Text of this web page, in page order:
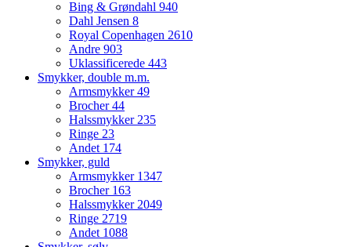
Bing & Grøndahl 940
Dahl Jensen 8
Royal Copenhagen 2610
Andre 903
Uklassificerede 443
Smykker, double m.m.
Armsmykker49
Brocher44
Halssmykker 235
Ringe 23
Andet 174
Smykker, guld
Armsmykker 1347
Brocher 163
Halssmykker 2049
Ringe 2719
Andet 1088